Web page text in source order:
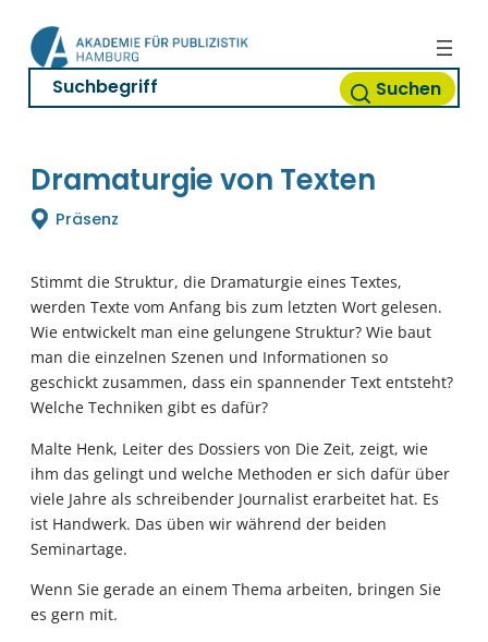
Inhalt
springen
Suchen
Dramaturgie von Texten
Präsenz
Stimmt die Struktur, die Dramaturgie eines Textes,
werden Texte vom Anfang bis zum letzten Wort gelesen.
Wie entwickelt man eine gelungene Struktur? Wie baut
man die einzelnen Szenen und Informationen so
geschickt zusammen, dass ein spannender Text entsteht?
Welche Techniken gibt es dafür?
Malte Henk, Leiter des Dossiers von Die Zeit, zeigt, wie
ihm das gelingt und welche Methoden er sich dafür über
viele Jahre als schreibender Journalist erarbeitet hat. Es
ist Handwerk. Das üben wir während der beiden
Seminartage.
Wenn Sie gerade an einem Thema arbeiten, bringen Sie
es gern mit.